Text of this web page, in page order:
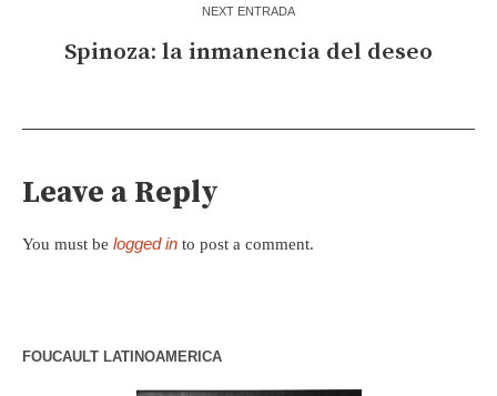
NEXT ENTRADA
Spinoza: la inmanencia del deseo
Leave a Reply
You must be logged in to post a comment.
FOUCAULT LATINOAMERICA